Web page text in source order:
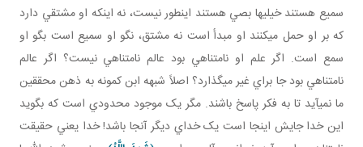
سميع هستند خيلي ها بصي هستند اين طور نيست، نه اينکه او مشتقي دارد
که بر او حمل می­کنند او مبدأ است نه مشتق، نگو او سميع است بگو او
سمع است. اگر علم او نامتناهي بود عالم نامتناهي نيست؟ اگر عالم
نامتناهي بود جا براي غير مي گذارد؟ اصلاً شبهه ابن کمونه به ذهن محققين
ما نمي آيد تا به فکر پاسخ باشند. مگر يک موجود محدودي است که بگويد
اين خدا جايش اينجا است يک خداي ديگر آنجا باشد! خدا يعني حقيقت